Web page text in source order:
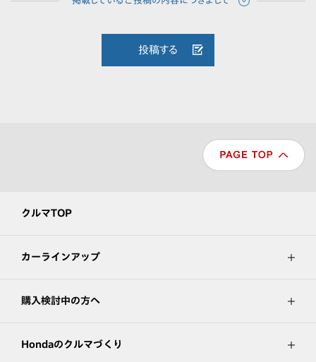
投稿する
クルマTOP
カーラインアップ
購入検討中の方へ
Hondaのクルマづくり